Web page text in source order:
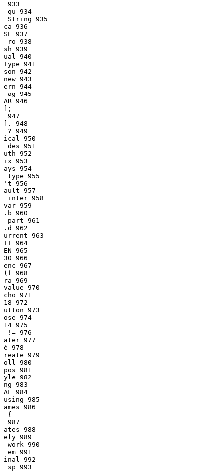
933
qu 934
String 935
ca 936
SE 937
ro 938
sh 939
ual 940
Type 941
son 942
new 943
ern 944
ag 945
AR 946
];
947
]. 948
? 949
ical 950
des 951
uth 952
ix 953
ays 954
type 955
't 956
ault 957
inter 958
var 959
.b 960
part 961
.d 962
urrent 963
IT 964
EN 965
30 966
enc 967
(f 968
ra 969
value 970
cho 971
18 972
utton 973
ose 974
14 975
!= 976
ater 977
é 978
reate 979
oll 980
pos 981
yle 982
ng 983
AL 984
using 985
ames 986
{
987
ates 988
ely 989
work 990
em 991
inal 992
sp 993